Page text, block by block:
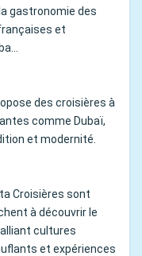
gastronomie des
et
des croisières à
comme Dubaï,
et modernité.
Croisières sont
à découvrir le
cultures
et expériences